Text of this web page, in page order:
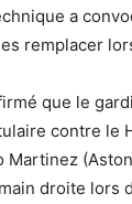
a
remplacer
que le
contre le
(Aston
droite lors